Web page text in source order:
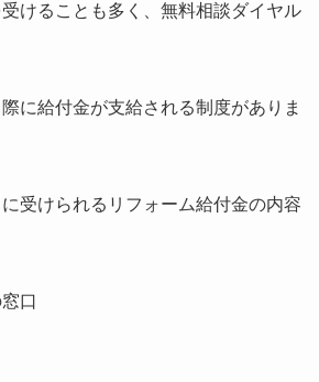
けることも多く、無料相談ダイヤル
に給付金が支給される制度がありま
受けられるリフォーム給付金の内容
口